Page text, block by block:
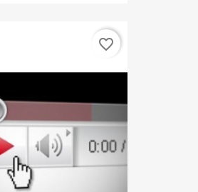
favorite_border